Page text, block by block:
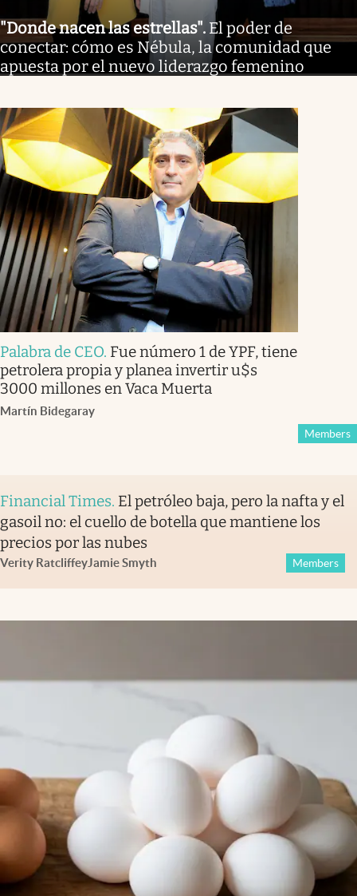
"Donde nacen las estrellas". El poder de
conectar: cómo es Nébula, la comunidad que
apuesta por el nuevo liderazgo femenino
Palabra de CEO. Fue número 1 de YPF, tiene
petrolera propia y planea invertir u$s
3000 millones en Vaca Muerta
Martín Bidegaray
Members
Financial Times. El petróleo baja, pero la nafta y el
gasoil no: el cuello de botella que mantiene los
precios por las nubes
Verity RatcliffeyJamie Smyth Members